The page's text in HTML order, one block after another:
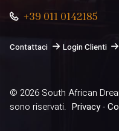
+39 011 0142185
Contattaci Login Clienti
© 2026 South African
sono riservati. Privacy-